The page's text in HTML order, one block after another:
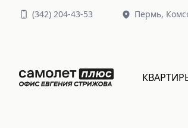
(342) 204-43-53 Пермь,